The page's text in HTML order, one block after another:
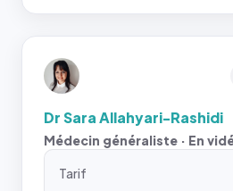
Dr Sara Allahyari-Rashidi
Médecin généraliste · En
Tarif